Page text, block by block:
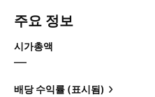
주요 정보
시가총액
—
배당 수익률 (표시됨)